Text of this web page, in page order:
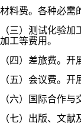
材料费。各种必需
（三） 测试化验加
加工等费用。
（四） 差旅费。 开
（五）会议费。
（六）国际合作
（七）出版、文